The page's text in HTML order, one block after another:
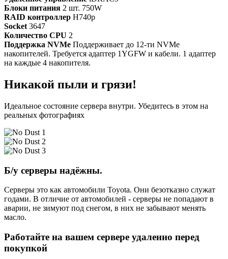
Блоки питания 2 шт. 750W
RAID контроллер H740p
Socket 3647
Количество CPU 2
Поддержка NVMe Поддерживает до 12-ти NVMe
накопителей. Требуется адаптер 1YGFW и кабели. 1 адаптер
на каждые 4 накопителя.
Никакой пыли и грязи!
Идеальное состояние сервера внутри. Убедитесь в этом на
реальных фотографиях
Б/у серверы надёжны.
Серверы это как автомобили Toyota. Они безотказно служат
годами. В отличие от автомобилей - серверы не попадают в
аварии, не зимуют под снегом, в них не забывают менять
масло.
Работайте на вашем сервере удаленно перед
покупкой